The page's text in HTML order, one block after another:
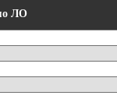
ЛО